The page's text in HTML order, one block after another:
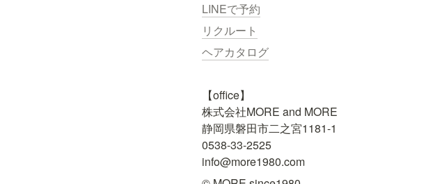
LINEで予約
リクルート
ヘアカタログ
【office】
株式会社MORE and MORE
静岡県磐田市二之宮1181-1
0538-33-2525
info@more1980.com